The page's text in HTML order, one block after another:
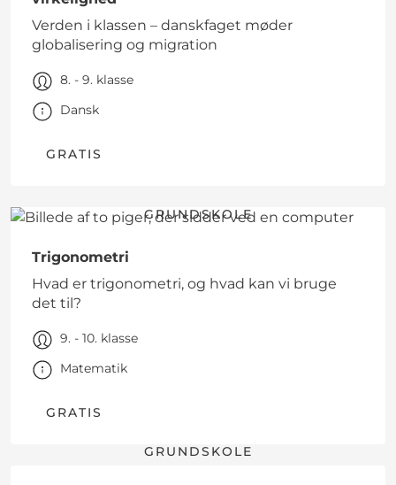
Verden i klassen – danskfaget møder
globalisering og migration
8. - 9. klasse
Dansk
GRATIS
GRUNDSKOLE
Trigonometri
Hvad er trigonometri, og hvad kan vi bruge
det til?
9. - 10. klasse
Matematik
GRATIS
GRUNDSKOLE